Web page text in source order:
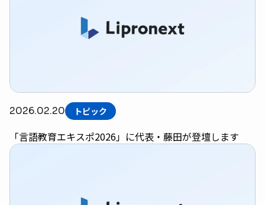
2026.02.20 トピック
「言語教育エキスポ2026」に代表・藤田が登壇します